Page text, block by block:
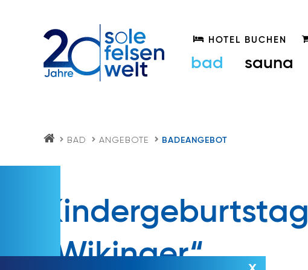
HOTEL BUCHEN
bad sauna
BAD ANGEBOTE BADEANGEBOT
Kindergeburtstag
„Wikinger“